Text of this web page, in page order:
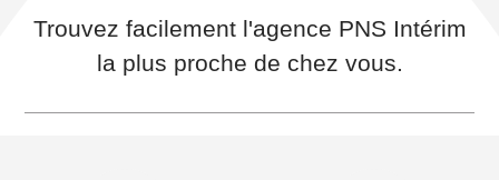
Trouvez facilement l'agence PNS Intérim
la plus proche de chez vous.